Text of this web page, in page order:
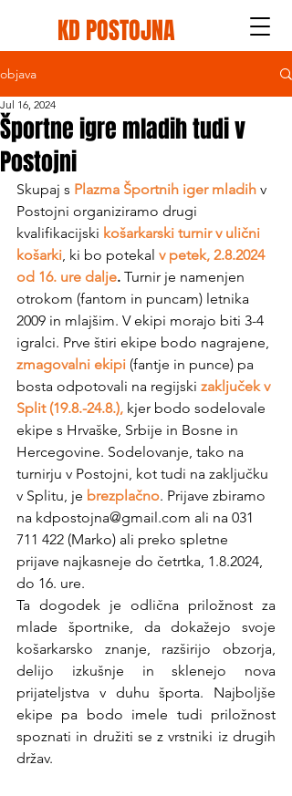
KD POSTOJNA
objava
Športne igre mladih tudi v
Postojni
Jul 16, 2024
Skupaj s Plazma Športnih iger mladih v
Postojni organiziramo drugi
kvalifikacijski košarkarski turnir v ulični
košarki, ki bo potekal v petek, 2.8.2024
od 16. ure dalje. Turnir je namenjen
otrokom (fantom in puncam) letnika
2009 in mlajšim. V ekipi morajo biti 3-4
igralci. Prve štiri ekipe bodo nagrajene,
zmagovalni ekipi (fantje in punce) pa
bosta odpotovali na regijski zaključek v
Split (19.8.-24.8.), kjer bodo sodelovale
ekipe s Hrvaške, Srbije in Bosne in
Hercegovine. Sodelovanje, tako na
turnirju v Postojni, kot tudi na zaključku
v Splitu, je brezplačno. Prijave zbiramo
na kdpostojna@gmail.com ali na 031
711 422 (Marko) ali preko spletne
prijave najkasneje do četrtka, 1.8.2024,
do 16. ure.
Ta dogodek je odlična priložnost za
mlade športnike, da dokažejo svoje
košarkarsko znanje, razširijo obzorja,
delijo izkušnje in sklenejo nova
prijateljstva v duhu športa. Najboljše
ekipe pa bodo imele tudi priložnost
spoznati in družiti se z vrstniki iz drugih
držav.